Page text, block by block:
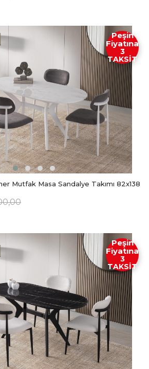
Mutfak Masa Sandalye Takımı 82x138
Peşin
Fiyatına
3
TAKSİT
Peşin
Fiyatına
3
TAKSİT